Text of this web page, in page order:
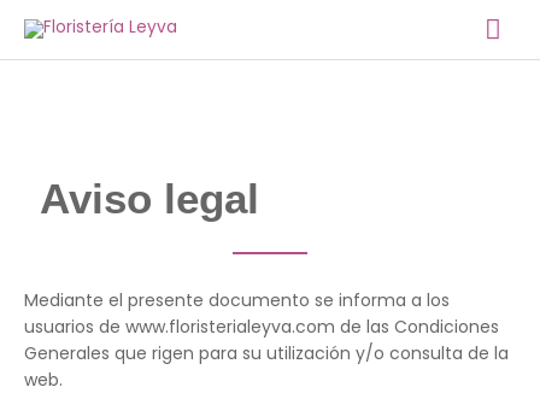
contenido
Aviso legal
Mediante el presente documento se informa a los
usuarios de www.floristerialeyva.com de las Condiciones
Generales que rigen para su utilización y/o consulta de la
web.